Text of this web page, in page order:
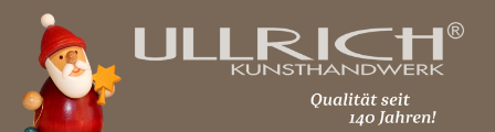
Zum Hauptinhalt springen